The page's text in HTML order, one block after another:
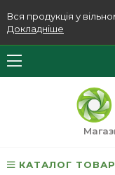
Вся продукція у
Докладніше
КАТАЛОГ